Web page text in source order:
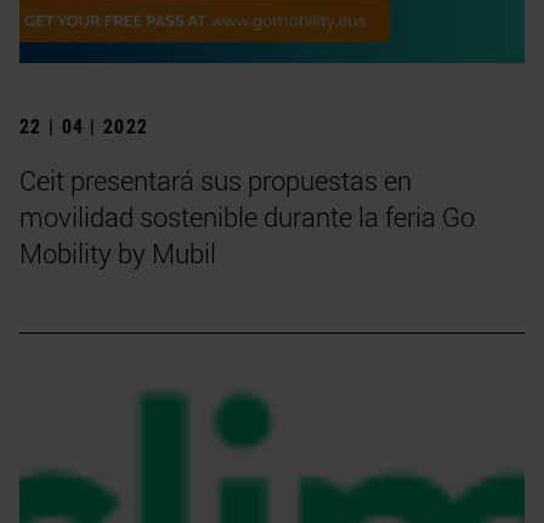
22 | 04 | 2022
Ceit presentará sus propuestas en
movilidad sostenible durante la feria Go
Mobility by Mubil